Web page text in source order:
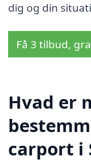
dig og din
Få 3 tilbud,
Hvad er
carport i